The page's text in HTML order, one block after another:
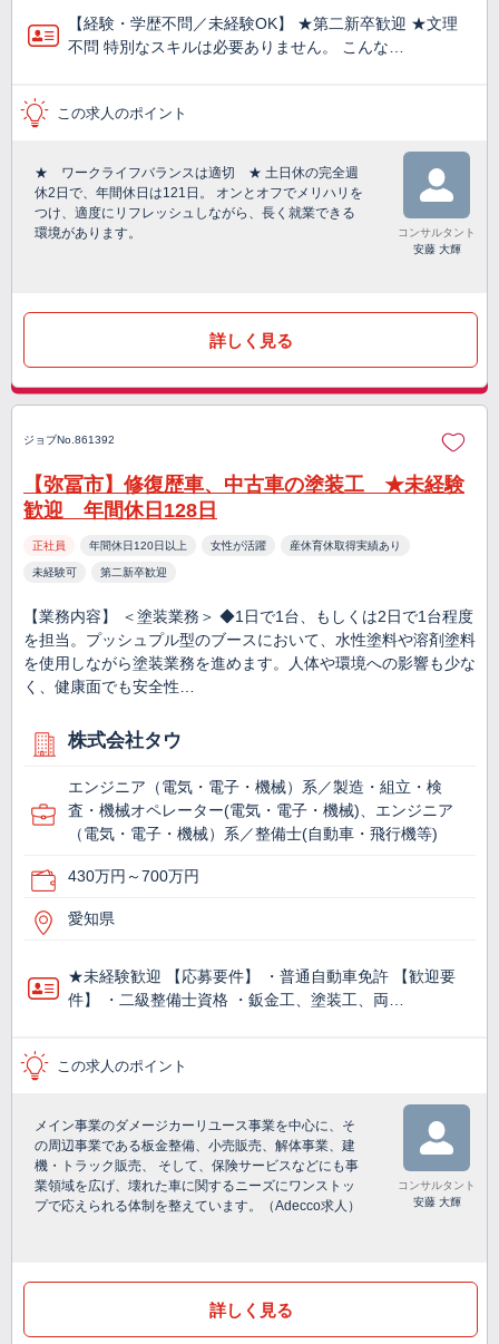
【経験・学歴不問／未経験OK】 ★第二新卒歓迎 ★文理
不問 特別なスキルは必要ありません。 こんな…
この求人のポイント
★ ワークライフバランスは適切 ★ 土日休の完全週
休2日で、年間休日は121日。 オンとオフでメリハリを
つけ、適度にリフレッシュしながら、長く就業できる
環境があります。
コンサルタント
安藤 大輝
詳しく見る
ジョブNo.861392
【弥冨市】修復歴車、中古車の塗装工 ★未経験
歓迎 年間休日128日
正社員 年間休日120日以上 女性が活躍 産休育休取得実績あり
未経験可 第二新卒歓迎
【業務内容】 ＜塗装業務＞ ◆1日で1台、もしくは2日で1台程度
を担当。プッシュプル型のブースにおいて、水性塗料や溶剤塗料
を使用しながら塗装業務を進めます。人体や環境への影響も少な
く、健康面でも安全性…
株式会社タウ
エンジニア（電気・電子・機械）系／製造・組立・検
査・機械オペレーター(電気・電子・機械)、エンジニア
（電気・電子・機械）系／整備士(自動車・飛行機等)
430万円～700万円
愛知県
★未経験歓迎 【応募要件】 ・普通自動車免許 【歓迎要
件】 ・二級整備士資格 ・鈑金工、塗装工、両…
この求人のポイント
メイン事業のダメージカーリユース事業を中心に、そ
の周辺事業である板金整備、小売販売、解体事業、建
機・トラック販売、 そして、保険サービスなどにも事
業領域を広げ、壊れた車に関するニーズにワンストッ
プで応えられる体制を整えています。（Adecco求人）
コンサルタント
安藤 大輝
詳しく見る